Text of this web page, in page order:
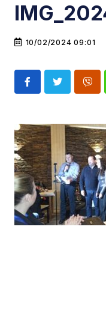
10/02/2024 09:01